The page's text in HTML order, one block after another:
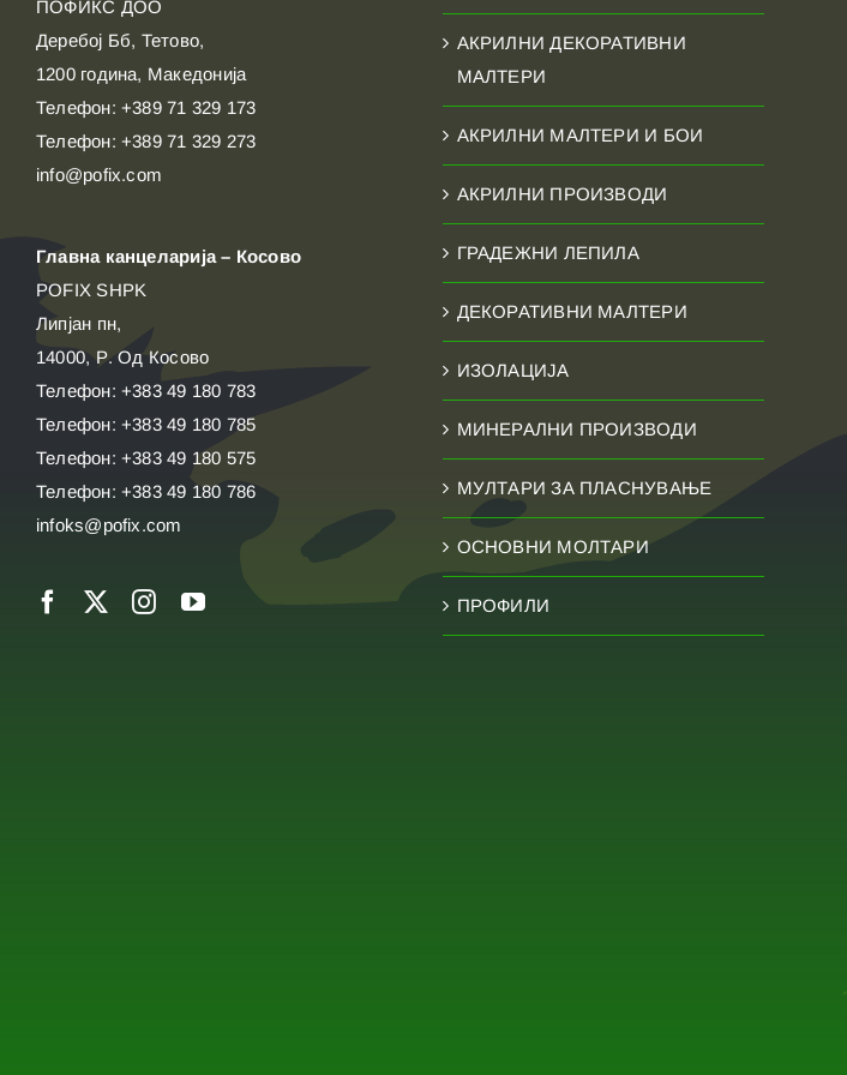
ПОФИКС ДОО
Деребој Бб, Тетово,
1200 година, Македонија
Телефон: +389 71 329 173
Телефон: +389 71 329 273
info@pofix.com
Главна канцеларија – Косово
POFIX SHPK
Липјан пн,
14000, Р. Од Косово
Телефон: +383 49 180 783
Телефон: +383 49 180 785
Телефон: +383 49 180 575
Телефон: +383 49 180 786
infoks@pofix.com
АКРИЛНИ ДЕКОРАТИВНИ
МАЛТЕРИ
АКРИЛНИ МАЛТЕРИ И БОИ
АКРИЛНИ ПРОИЗВОДИ
ГРАДЕЖНИ ЛЕПИЛА
ДЕКОРАТИВНИ МАЛТЕРИ
ИЗОЛАЦИЈА
МИНЕРАЛНИ ПРОИЗВОДИ
МУЛТАРИ ЗА ПЛАСНУВАЊЕ
ОСНОВНИ МОЛТАРИ
ПРОФИЛИ